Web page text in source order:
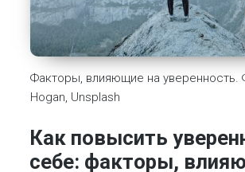
Факторы, влияющие на уверенность.
Hogan, Unsplash
Как повысить
себе: факторы,